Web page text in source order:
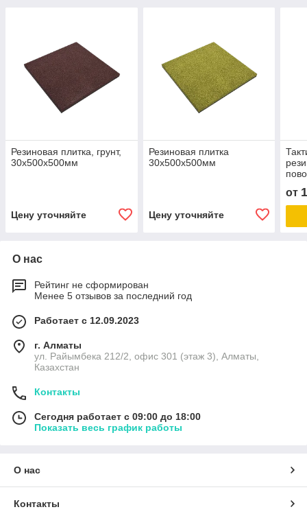
Резиновая плитка, грунт,
30х500х500мм
Цену уточняйте
Резиновая плитка
30х500х500мм
Цену уточняйте
от
О нас
Рейтинг не сформирован
Менее 5 отзывов за последний год
Работает с 12.09.2023
г. Алматы
ул. Райымбека 212/2, офис 301 (этаж 3), Алматы,
Казахстан
Контакты
Сегодня работает с 09:00 до 18:00
Показать весь график работы
О нас
Контакты